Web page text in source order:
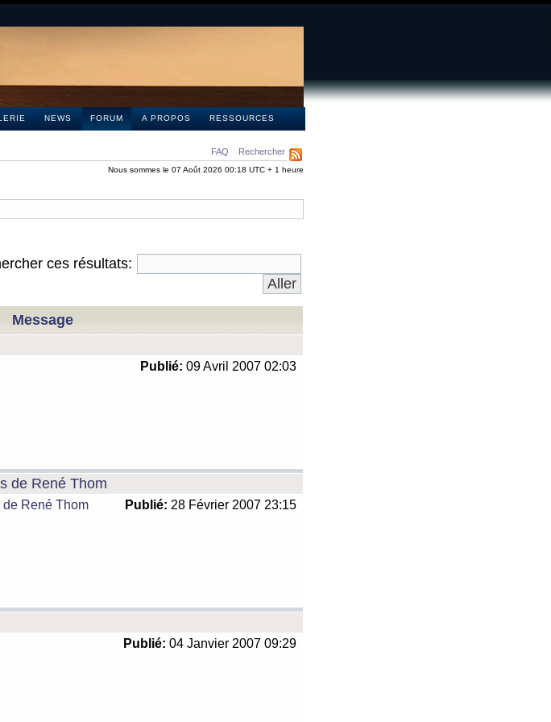
NEWS FORUM A PROPOS RESSOURCES
FAQ Rechercher
Nous sommes le 07 Août 2026 00:18 UTC + 1 heure
ces résultats:
Message
Publié: 09 Avril 2007 02:03
de René Thom
de René Thom Publié: 28 Février 2007 23:15
Publié: 04 Janvier 2007 09:29